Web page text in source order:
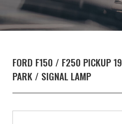
FORD F150 / F250 PICKUP
PARK / SIGNAL LAMP